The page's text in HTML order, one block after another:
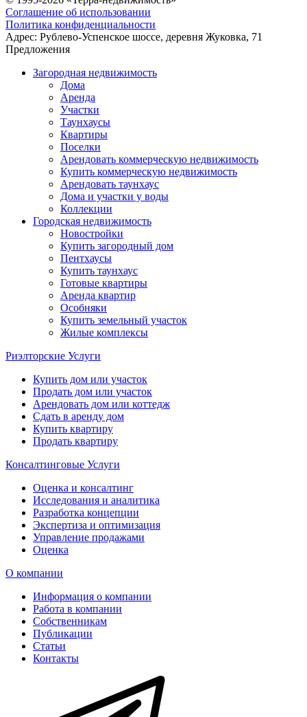
Соглашение об использовании
Политика конфиденциальности
Адрес: Рублево-Успенское шоссе, деревня Жуковка, 71
Предложения
Загородная недвижимость
Дома
Аренда
Участки
Таунхаусы
Квартиры
Поселки
Арендовать коммерческую недвижимость
Купить коммерческую недвижимость
Арендовать таунхаус
Дома и участки у воды
Коллекции
Городская недвижимость
Новостройки
Купить загородный дом
Пентхаусы
Купить таунхаус
Готовые квартиры
Аренда квартир
Особняки
Купить земельный участок
Жилые комплексы
Риэлторские Услуги
Купить дом или участок
Продать дом или участок
Арендовать дом или коттедж
Сдать в аренду дом
Купить квартиру
Продать квартиру
Консалтинговые Услуги
Оценка и консалтинг
Исследования и аналитика
Разработка концепции
Экспертиза и оптимизация
Управление продажами
Оценка
О компании
Информация о компании
Работа в компании
Собственникам
Публикации
Статьи
Контакты